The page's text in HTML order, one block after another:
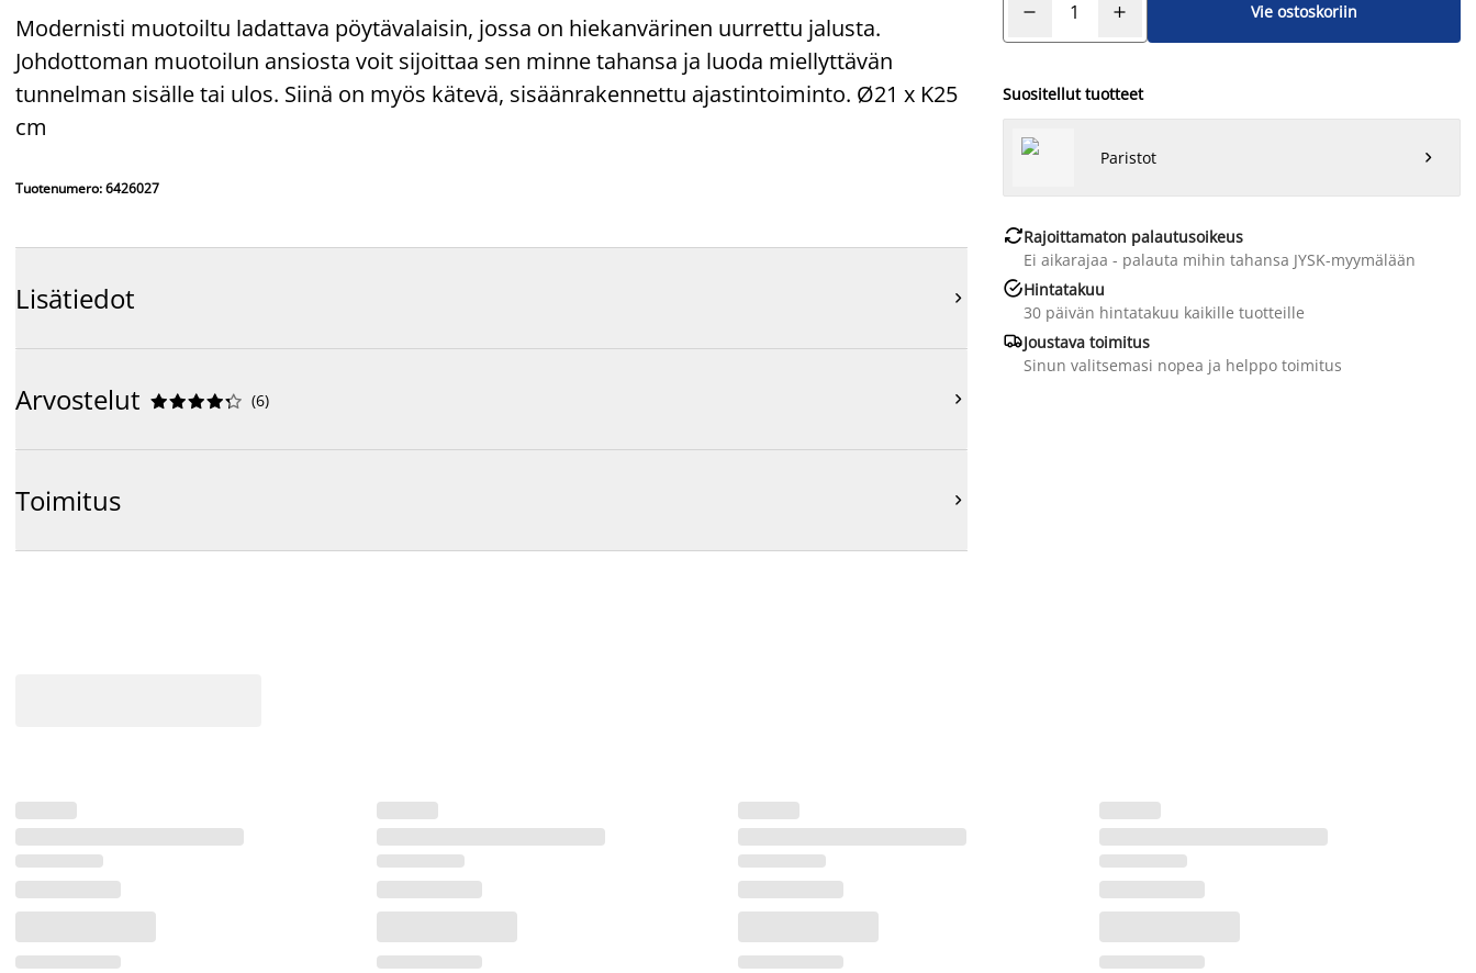
Modernisti muotoiltu ladattava pöytävalaisin, jossa on hiekanvärinen uurrettu jalusta.
Johdottoman muotoilun ansiosta voit sijoittaa sen minne tahansa ja luoda miellyttävän
tunnelman sisälle tai ulos. Siinä on myös kätevä, sisäänrakennettu ajastintoiminto. Ø21 x K25
cm
Tuotenumero: 6426027
Lisätiedot 
Arvostelut 




 (6) 
Toimitus 
Vie ostoskoriin
Suositellut tuotteet
Paristot 
Rajoittamaton palautusoikeus
Ei aikarajaa - palauta mihin tahansa JYSK-myymälään
Hintatakuu
30 päivän hintatakuu kaikille tuotteille
Joustava toimitus
Sinun valitsemasi nopea ja helppo toimitus